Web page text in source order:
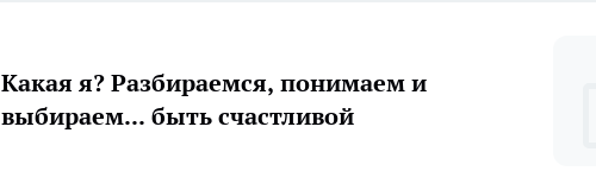
Какая я? Разбираемся, понимаем и
выбираем... быть счастливой